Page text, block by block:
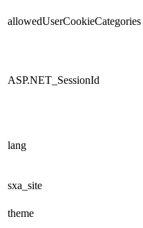
allowedUserCookieCategories
ASP.NET_SessionId
lang
sxa_site
theme